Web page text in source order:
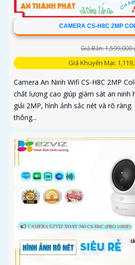
CAMERA CS-H8C 2MP
Giá Bán: 1,599,000
Giá Khuyến Mại:
Camera An Ninh Wifi CS-H8C 2MP
chất lượng cao giúp giám sát an ninh
giải 2MP, hình ảnh sắc nét và rõ
thông...